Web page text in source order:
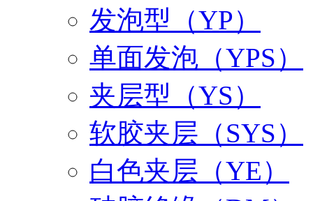
发泡型（YP）
单面发泡（YPS）
夹层型（YS）
软胶夹层（SYS）
白色夹层（YE）